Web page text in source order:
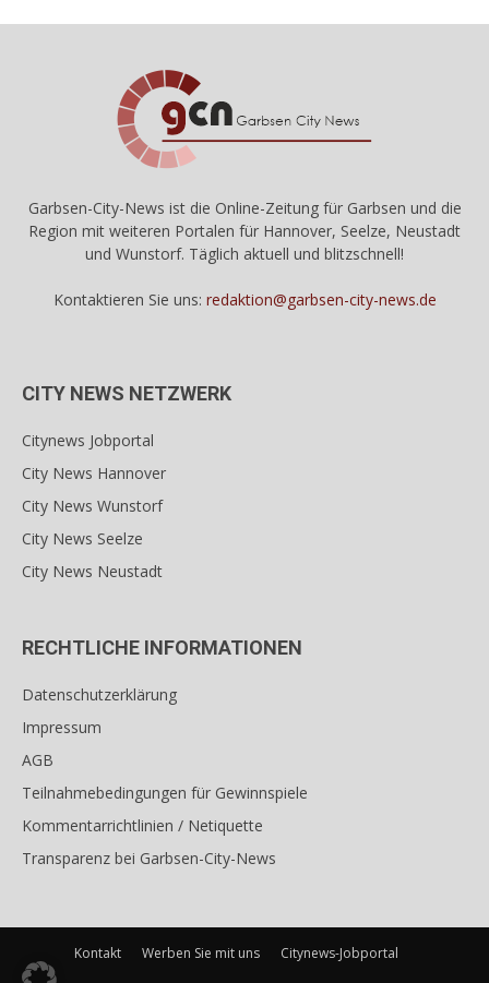
Garbsen-City-News ist die Online-Zeitung für Garbsen und die
Region mit weiteren Portalen für Hannover, Seelze, Neustadt
und Wunstorf. Täglich aktuell und blitzschnell!
Kontaktieren Sie uns: redaktion@garbsen-city-news.de
CITY NEWS NETZWERK
Citynews Jobportal
City News Hannover
City News Wunstorf
City News Seelze
City News Neustadt
RECHTLICHE INFORMATIONEN
Datenschutzerklärung
Impressum
AGB
Teilnahmebedingungen für Gewinnspiele
Kommentarrichtlinien / Netiquette
Transparenz bei Garbsen-City-News
Kontakt Werben Sie mit uns Citynews-Jobportal